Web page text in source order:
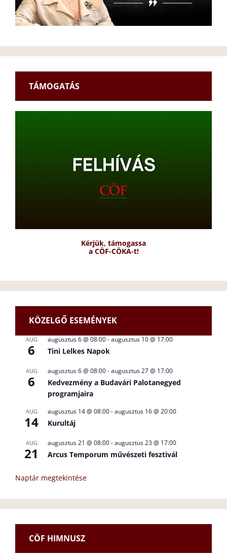
TÁMOGATÁS
Kérjük, támogassa
a CÖF-CÖKA-t!
KÖZELGŐ ESEMÉNYEK
AUG
6
augusztus 6 @ 08:00-augusztus 10 @ 17:00
Tini Lelkes Napok
AUG
6
augusztus 6 @ 08:00-augusztus 27 @ 17:00
Kedvezmény a Budavári Palotanegyed
programjaira
AUG
14
augusztus 14 @ 08:00-augusztus 16 @ 20:00
Kurultáj
AUG
21
augusztus 21 @ 08:00-augusztus 23 @ 17:00
Arcus Temporum művészeti fesztivál
Naptár megtekintése
CÖF HIMNUSZ